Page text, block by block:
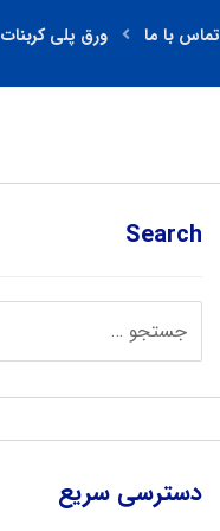
تماس با ما ورق پلی کربنات
Search
دسترسی سریع